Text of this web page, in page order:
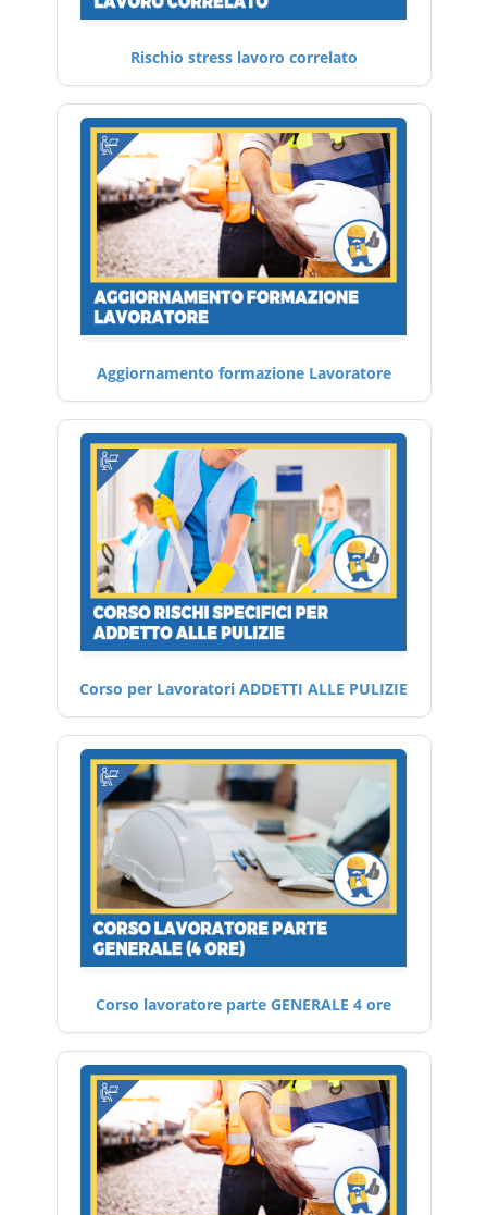
Rischio stress lavoro correlato
Aggiornamento formazione Lavoratore
Corso per Lavoratori ADDETTI ALLE PULIZIE
Corso lavoratore parte GENERALE 4 ore